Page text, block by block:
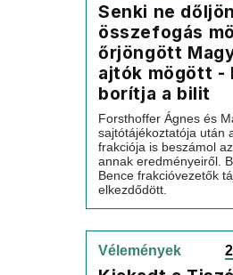
Senki ne
összefogás
őrjöngött
ajtók mögött -
borítja a bilit
Forsthoffer Ágnes és
sajtótájékoztatója után
frakciója is beszámol
annak eredményeiről.
Bence frakcióvezetők
elkezdődött.
Vélemények